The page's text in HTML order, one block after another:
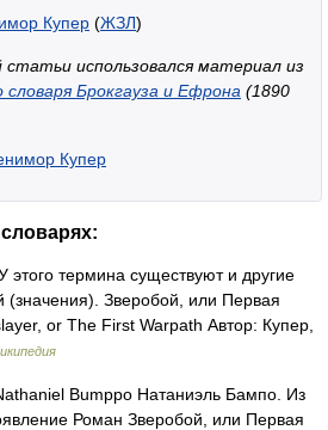
Купер (ЖЗЛ)
использовался материал из
словаря Брокгауза и Ефрона (1890
Купер
этого термина существуют и другие
(значения). Зверобой, или Первая
or The First Warpath Автор: Купер,
Bumppo Натаниэль Бампо. Из
Роман Зверобой, или Первая